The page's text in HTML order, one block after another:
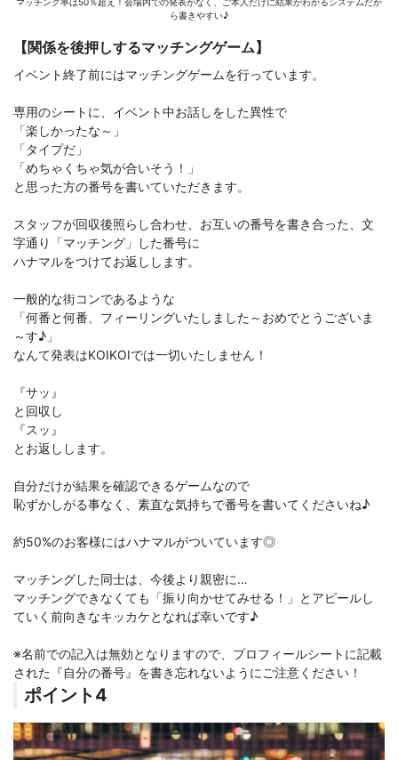
ら書きやすい♪
【関係を後押しするマッチングゲーム】
イベント終了前にはマッチングゲームを行っています。
専用のシートに、イベント中お話しをした異性で
「楽しかったな～」
「タイプだ」
「めちゃくちゃ気が合いそう！」
と思った方の番号を書いていただきます。
スタッフが回収後照らし合わせ、お互いの番号を書き合った、文
字通り「マッチング」した番号に
ハナマルをつけてお返しします。
一般的な街コンであるような
「何番と何番、フィーリングいたしました～おめでとうございま
～す♪」
なんて発表はKOIKOIでは一切いたしません！
『サッ』
と回収し
『スッ』
とお返しします。
自分だけが結果を確認できるゲームなので
恥ずかしがる事なく、素直な気持ちで番号を書いてくださいね♪
約50%のお客様にはハナマルがついています◎
マッチングした同士は、今後より親密に…
マッチングできなくても「振り向かせてみせる！」とアピールし
ていく前向きなキッカケとなれば幸いです♪
※名前での記入は無効となりますので、プロフィールシートに記載
された『自分の番号』を書き忘れないようにご注意ください！
ポイント4